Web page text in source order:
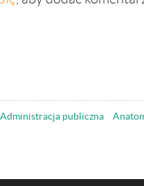
Administracja publiczna